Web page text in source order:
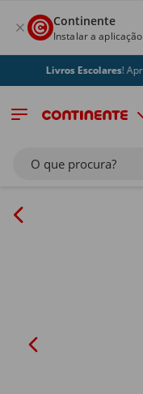
Continente
Instalar a
Livros Escolares!
O que procura?